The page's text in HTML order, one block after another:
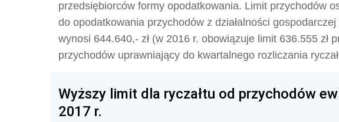
przedsiębiorców formy opodatkowania. Limit przychodów
do opodatkowania przychodów z działalności
wynosi 644.640,- zł (w 2016 r. obowiązuje limit 636.555 zł
przychodów uprawniający do kwartalnego rozliczania
Wyższy limit dla ryczałtu od przychodów
2017 r.